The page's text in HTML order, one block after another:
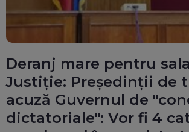
Deranj mare pentru
Justiție: Președinții de
acuză Guvernul de
dictatoriale": Vor fi 4